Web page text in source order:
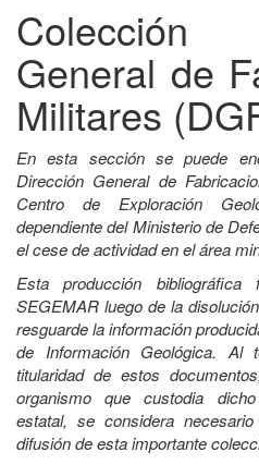
Colección
General de
Militares
En esta sección se puede
Dirección General de
Centro de Exploración
dependiente del Ministerio de
el cese de actividad en el área
Esta producción
SEGEMAR luego de la
resguarde la información
de Información Geológica. Al
titularidad de estos
organismo que custodia
estatal, se considera
difusión de esta importante